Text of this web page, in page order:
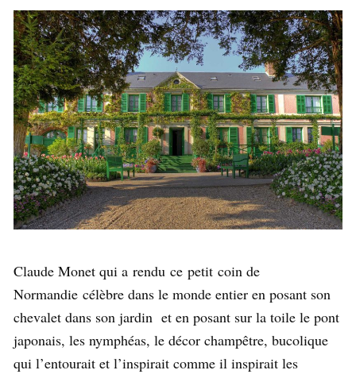
Claude Monet qui a rendu ce petit coin de
Normandie célèbre dans le monde entier en posant son
chevalet dans son jardin et en posant sur la toile le pont
japonais, les nymphéas, le décor champêtre, bucolique
qui l’entourait et l’inspirait comme il inspirait les